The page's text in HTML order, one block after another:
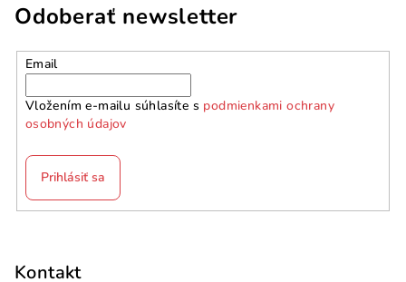
Odoberať newsletter
Email
Vložením e-mailu súhlasíte s podmienkami ochrany
osobných údajov
Prihlásiť sa
Kontakt